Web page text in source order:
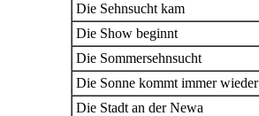
Die Sehnsucht kam
Die Show beginnt
Die Sommersehnsucht
Die Sonne kommt immer wieder
Die Stadt an der Newa